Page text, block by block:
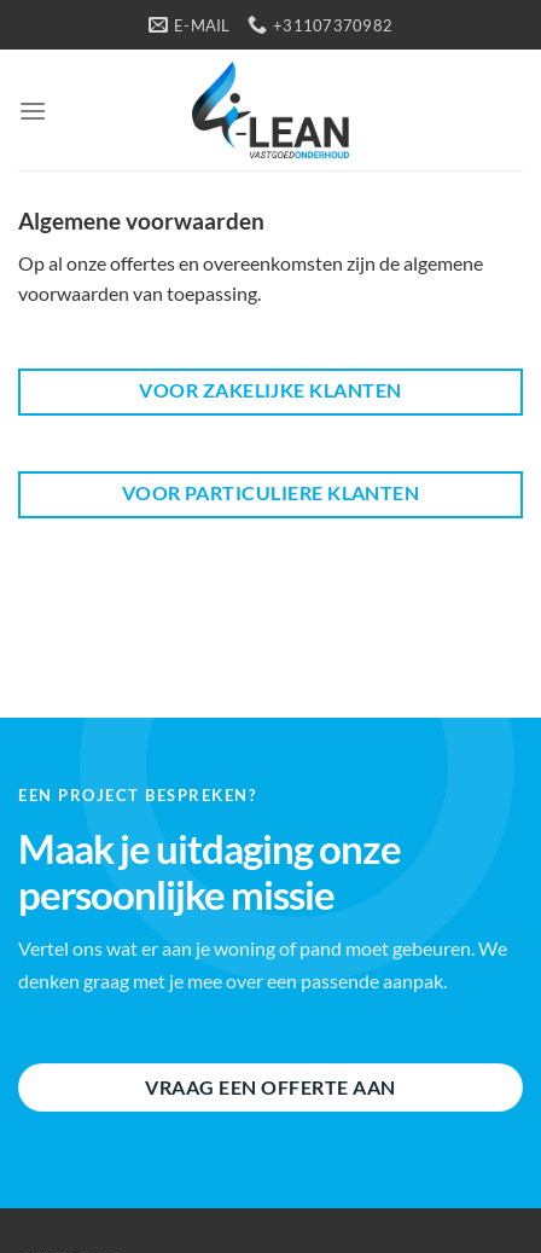
naar
E-MAIL +31107370982
Algemene voorwaarden
Op al onze offertes en overeenkomsten zijn de algemene
voorwaarden van toepassing.
VOOR ZAKELIJKE KLANTEN
VOOR PARTICULIERE KLANTEN
EEN PROJECT BESPREKEN?
Maak je uitdaging onze
persoonlijke missie
Vertel ons wat er aan je woning of pand moet gebeuren. We
denken graag met je mee over een passende aanpak.
VRAAG EEN OFFERTE AAN